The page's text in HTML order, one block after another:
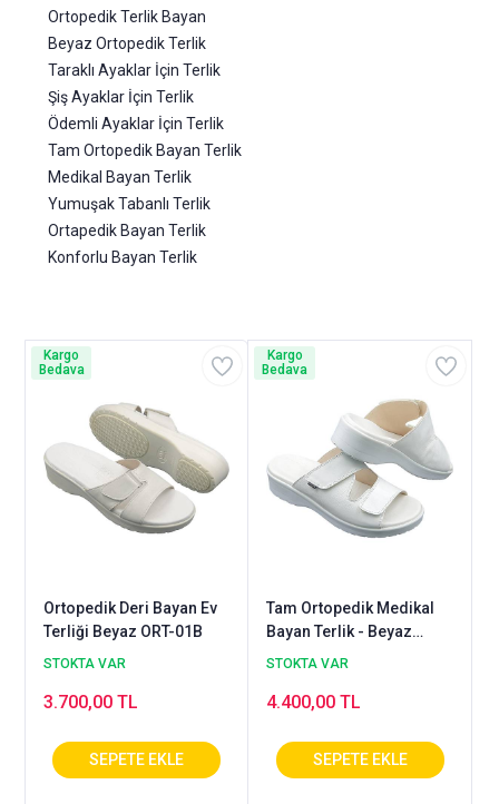
Ortopedik Terlik Bayan
Beyaz Ortopedik Terlik
Taraklı Ayaklar İçin Terlik
Şiş Ayaklar İçin Terlik
Ödemli Ayaklar İçin Terlik
Tam Ortopedik Bayan Terlik
Medikal Bayan Terlik
Yumuşak Tabanlı Terlik
Ortapedik Bayan Terlik
Konforlu Bayan Terlik
Ortopedik Deri Bayan Ev
Terliği Beyaz ORT-01B
STOKTA VAR
3.700,00 TL
Kargo
Bedava
Tam Ortopedik Medikal
Bayan Terlik - Beyaz
(Taraklı ve Şiş Ayaklar
STOKTA VAR
4.400,00 TL
Kargo
Bedava